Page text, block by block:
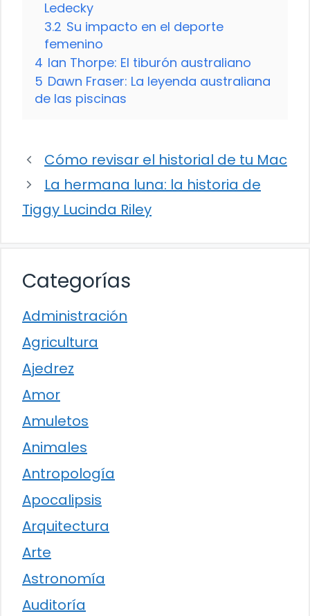
Ledecky
3.2 Su impacto en el deporte
femenino
4 Ian Thorpe: El tiburón australiano
5 Dawn Fraser: La leyenda australiana
de las piscinas
Cómo revisar el historial de tu Mac
La hermana luna: la historia de
Tiggy Lucinda Riley
Categorías
Administración
Agricultura
Ajedrez
Amor
Amuletos
Animales
Antropología
Apocalipsis
Arquitectura
Arte
Astronomía
Auditoría